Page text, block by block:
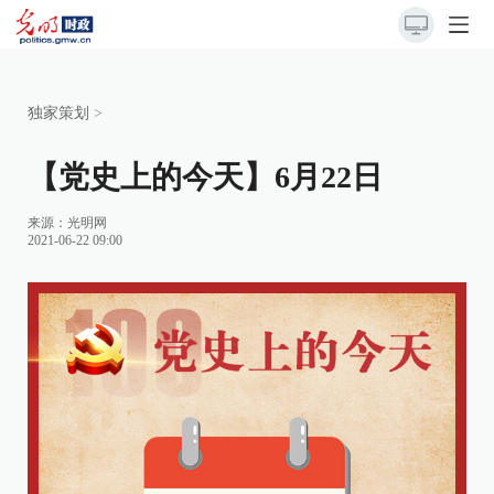
独家策划 >
【党史上的今天】6月22日
来源： 光明网
2021-06-22 09:00